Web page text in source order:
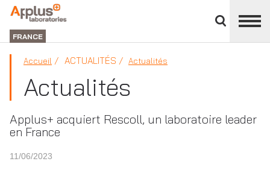
Fermer
panneau
DIVISION
LABORATORIES
FRANCE
Accueil ACTUALITÉS Actualités
Actualités
Applus+ acquiert Rescoll, un laboratoire leader
en France
11/06/2023